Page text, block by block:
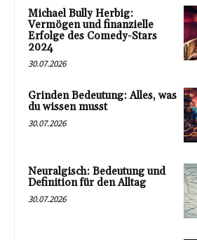
Michael Bully Herbig:
Vermögen und finanzielle
Erfolge des Comedy-Stars
2024
30.07.2026
Grinden Bedeutung: Alles, was
du wissen musst
30.07.2026
Neuralgisch: Bedeutung und
Definition für den Alltag
30.07.2026